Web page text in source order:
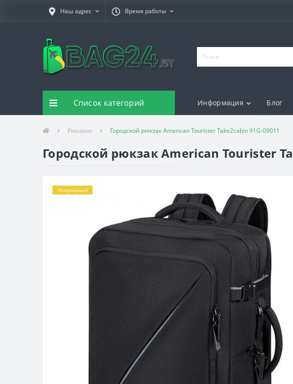
Наш адрес Время работы
Список категорий Информация Блог
Рюкзаки Городской рюкзак American Tourister Take2cabin 91G-09011
Городской рюкзак American Tourister
Популярный